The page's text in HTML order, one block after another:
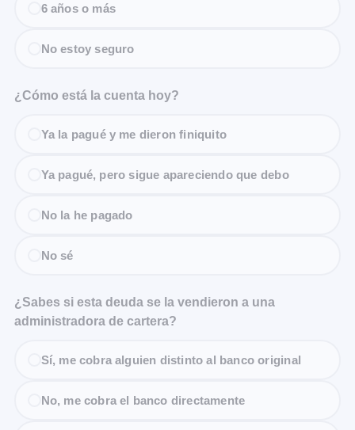
6 años o más
No estoy seguro
¿Cómo está la cuenta hoy?
Ya la pagué y me dieron finiquito
Ya pagué, pero sigue apareciendo que debo
No la he pagado
No sé
¿Sabes si esta deuda se la vendieron a una
administradora de cartera?
Sí, me cobra alguien distinto al banco original
No, me cobra el banco directamente